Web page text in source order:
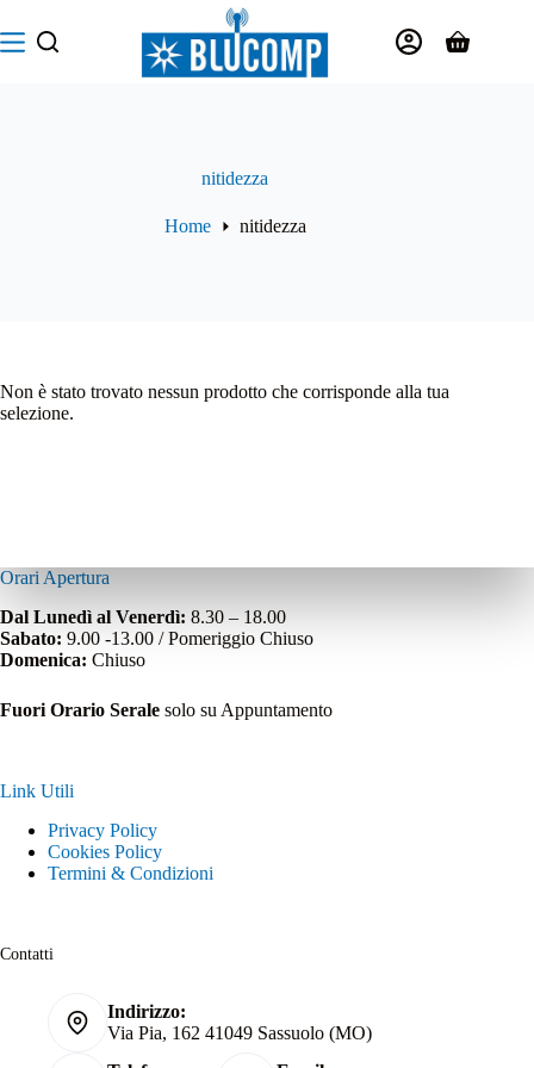
al
contenuto
Carrello
nitidezza
Home nitidezza
Non è stato trovato nessun prodotto che corrisponde alla tua
selezione.
Orari Apertura
Dal Lunedì al Venerdì: 8.30 – 18.00
Sabato: 9.00 -13.00 / Pomeriggio Chiuso
Domenica: Chiuso
Fuori Orario Serale solo su Appuntamento
Link Utili
Privacy Policy
Cookies Policy
Termini & Condizioni
Contatti
Indirizzo:
Via Pia, 162 41049 Sassuolo (MO)